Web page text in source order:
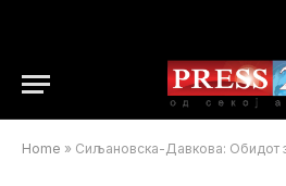
Home » Сиљановска-Давкова: Обидот за релативизирање на ветото во